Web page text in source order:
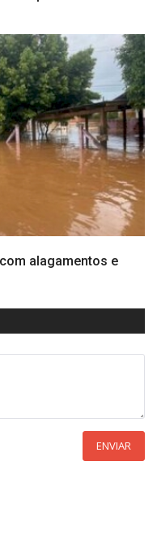
alagamentos e
ENVIAR